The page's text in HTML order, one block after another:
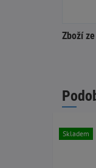
Zboží
Skladem